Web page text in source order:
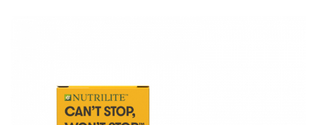
Termometre copii
Termometre clasice
Pulsoximetre